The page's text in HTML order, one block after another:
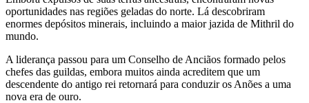
oportunidades nas regiões geladas do norte. Lá descobriram
enormes depósitos minerais, incluindo a maior jazida de Mithril do
mundo.
A liderança passou para um Conselho de Anciãos formado pelos
chefes das guildas, embora muitos ainda acreditem que um
descendente do antigo rei retornará para conduzir os Anões a uma
nova era de ouro.